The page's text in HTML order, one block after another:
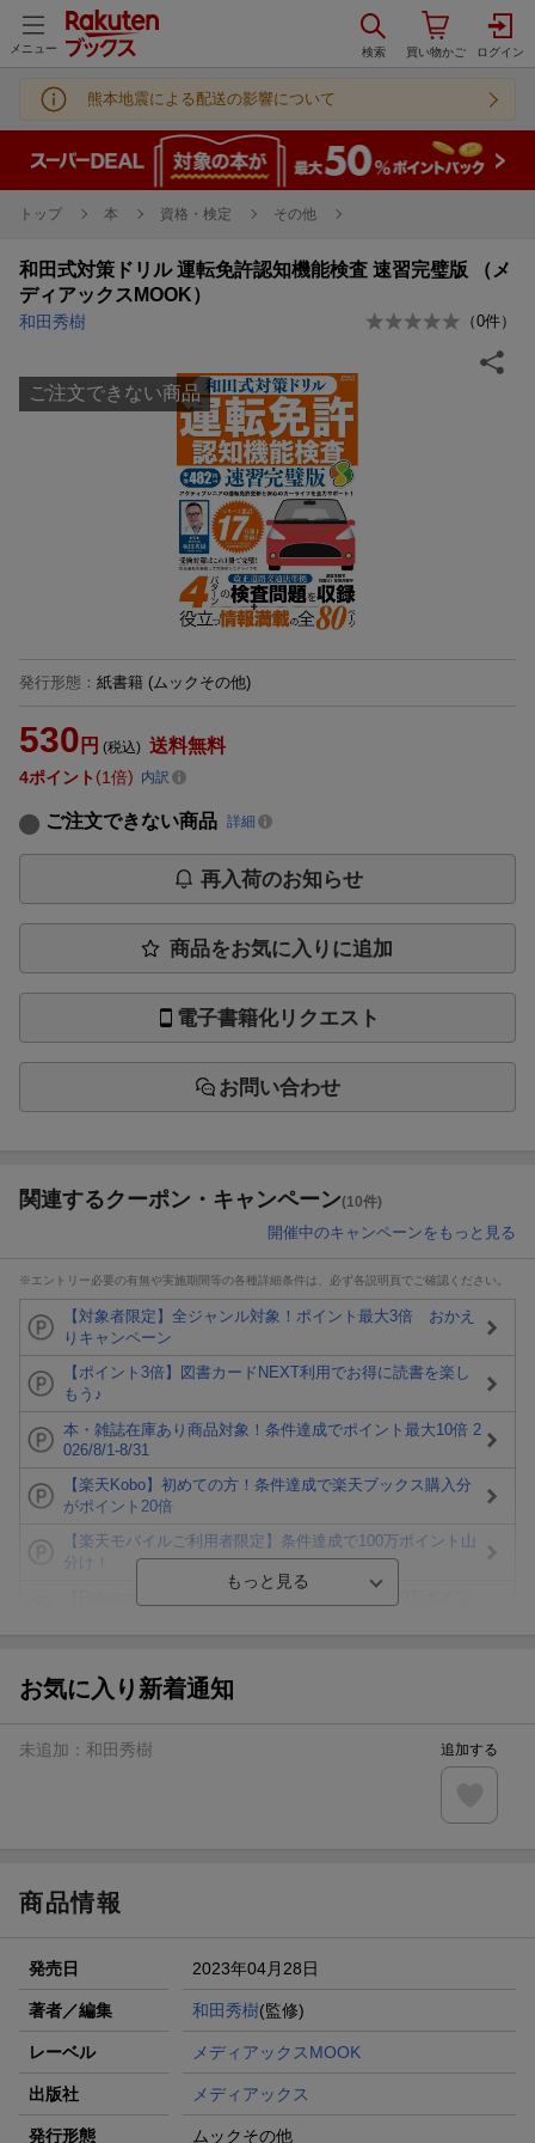
メニュー
熊本地震による配送の影響について
トップ 本 資格・検定 その他
和田式対策ドリル 運転免許認知機能検査 速習完璧版 （メ
ディアックスMOOK）
和田秀樹 （0件）
ご注文できない商品
発行形態 ： 紙書籍 (ムックその他)
530 円 (税込) 送料無料
4ポイント 1倍 内訳
ご注文できない商品 詳細
再入荷のお知らせ
商品をお気に入りに追加
電子書籍化リクエスト
お問い合わせ
関連するクーポン・キャンペーン(10件)
開催中のキャンペーンをもっと見る
※エントリー必要の有無や実施期間等の各種詳細条件は、必ず各説明頁でご確認ください。
【対象者限定】全ジャンル対象！ポイント最大3倍 おかえ
りキャンペーン
【ポイント3倍】図書カードNEXT利用でお得に読書を楽し
もう♪
本・雑誌在庫あり商品対象！条件達成でポイント最大10倍 2
026/8/1-8/31
【楽天Kobo】初めての方！条件達成で楽天ブックス購入分
がポイント20倍
【楽天モバイルご利用者限定】条件達成で100万ポイント山
分け！
が当たる！
楽天モバイル紹介キャンペーンの拡散で300円OFFクーポン
条件達成で楽天限定・宝塚歌劇 宙組貸切公演ペアチケット
お気に入り新着通知
未追加： 和田秀樹 追加する
商品情報
発売日 2023年04月28日
著者／編集 和田秀樹(監修)
レーベル メディアックスMOOK
出版社 メディアックス
発行形態 ムックその他